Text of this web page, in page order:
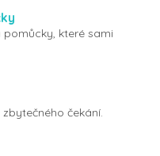
které sami
čekání.